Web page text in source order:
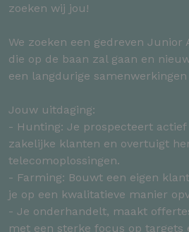
zoeken wij jou!
We zoeken een gedreven Junior
die op de baan zal gaan en
een langdurige
Jouw uitdaging:
- Hunting: Je prospecteert
zakelijke klanten en overtuigt
telecomoplossingen.
- Farming: Bouwt een eigen
je op een kwalitatieve manier
- Je onderhandelt, maakt
met een sterke focus op targets